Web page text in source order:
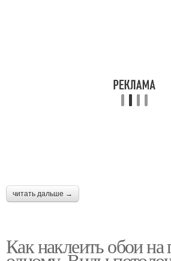
читать дальше →
Как наклеить обои на